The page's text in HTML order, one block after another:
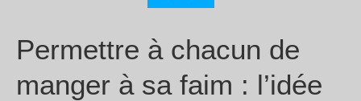
Permettre à chacun de
manger à sa faim : l’idée